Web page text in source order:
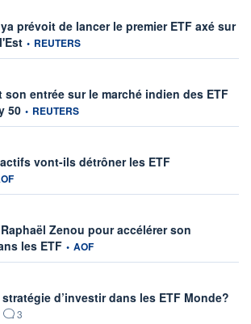
prévoit de lancer le premier ETF axé sur
information fournie par
• REUTERS
entrée sur le marché indien des ETF
50information fournie par
• REUTERS
vont-ils détrôner les ETF
fournie par
Zenou pour accélérer son
les ETFinformation fournie par
• AOF
d’investir dans les ETF Monde?
3